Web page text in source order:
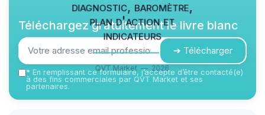
diagnostic, baromètre,
plan d'action et
indicateurs
QVT Market — 2026
Téléchargez gratuitement le livre blanc
➔ Télécharger
* En remplissant ce formulaire, j’accepte d’être contacté(e)
à des fins commerciales par QVT Market et ses
partenaires.